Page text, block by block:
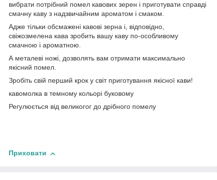
вибрати потрібний помел кавових зерен і приготувати справді
смачну каву з надзвичайним ароматом і смаком.
Адже тільки обсмажені кавові зерна і, відповідно,
свіжозмелена кава зробить вашу каву по-особливому
смачною і ароматною.
А металеві ножі, дозволять вам отримати максимально
якісний помел.
Зробіть свій перший крок у світ приготування якісної кави!
кавомолка в темному кольорі буковому
Регулюється від великогог до дрібного помелу
Приховати